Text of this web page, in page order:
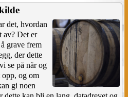
det, hvordan
av? Det er
grave frem
der dette
se på når og
og om
gi noen